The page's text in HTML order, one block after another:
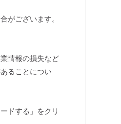
がございます。
情報の損失など
ることについ
ドする」をクリ